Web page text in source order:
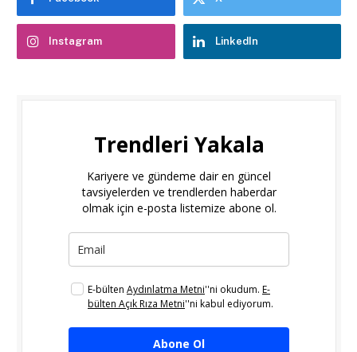
Instagram LinkedIn
Trendleri Yakala
Kariyere ve gündeme dair en güncel
tavsiyelerden ve trendlerden haberdar
olmak için e-posta listemize abone ol.
E-bülten Aydınlatma Metni''ni okudum. E-
bülten Açık Rıza Metni''ni kabul ediyorum.
Abone Ol